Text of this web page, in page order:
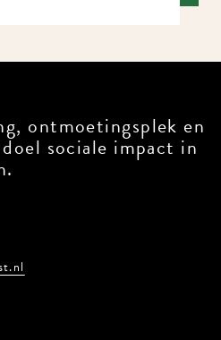
ontmoetingsplek en
sociale impact in